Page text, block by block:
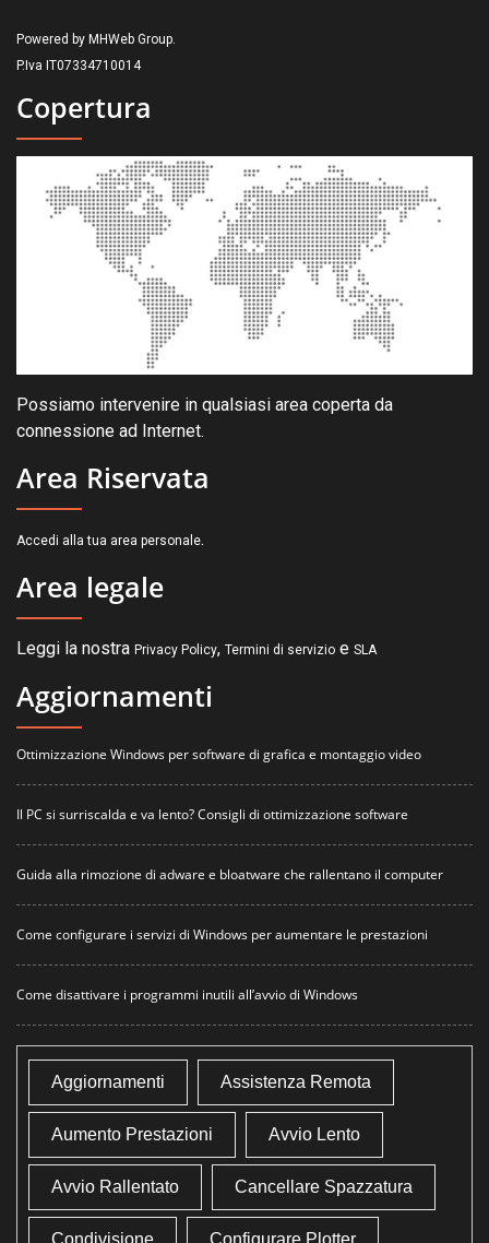
Powered by MHWeb Group.
P.Iva IT07334710014
Copertura
Possiamo intervenire in qualsiasi area coperta da
connessione ad Internet.
Area Riservata
Accedi alla tua area personale.
Area legale
Leggi la nostra Privacy Policy, Termini di servizio e SLA
Aggiornamenti
Ottimizzazione Windows per software di grafica e montaggio video
Il PC si surriscalda e va lento? Consigli di ottimizzazione software
Guida alla rimozione di adware e bloatware che rallentano il computer
Come configurare i servizi di Windows per aumentare le prestazioni
Come disattivare i programmi inutili all’avvio di Windows
Aggiornamenti Assistenza Remota
Aumento Prestazioni Avvio Lento
Avvio Rallentato Cancellare Spazzatura